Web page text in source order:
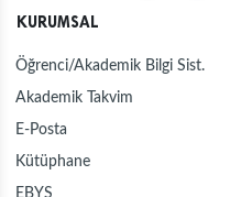
KURUMSAL
Öğrenci/Akademik Bilgi Sist.
Akademik Takvim
E-Posta
Kütüphane
EBYS